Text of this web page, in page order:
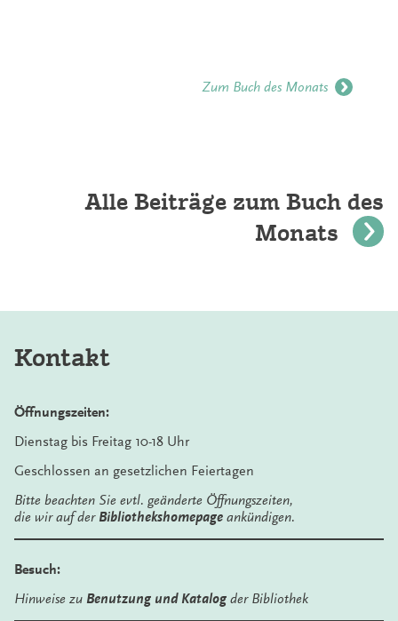
Zum Buch des Monats
Alle Beiträge zum Buch des
Monats
Kontakt
Öffnungszeiten:
Dienstag bis Freitag 10-18 Uhr
Geschlossen an gesetzlichen Feiertagen
Bitte beachten Sie evtl. geänderte Öffnungszeiten,
die wir auf der Bibliothekshomepage ankündigen.
Besuch:
Hinweise zu Benutzung und Katalog der Bibliothek